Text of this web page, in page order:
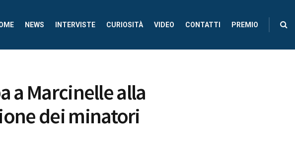
NEWS INTERVISTE CURIOSITÀ VIDEO CONTATTI PREMIO
a Marcinelle alla
dei minatori